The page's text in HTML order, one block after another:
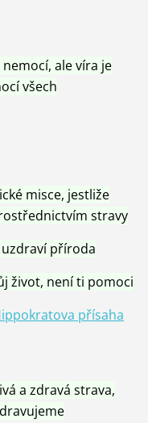
ale víra je
všech
misce, jestliže
stravy
příroda
život, není ti pomoci
přísaha
a zdravá strava,